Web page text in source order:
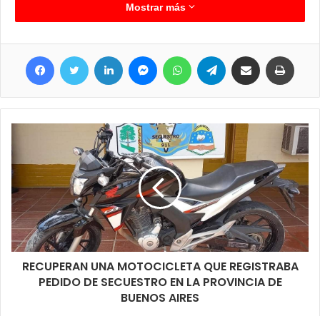
Mostrar más
Facebook Twitter LinkedIn MessengerWhatsApp Telegram Compartir por correo electrónico
RECUPERAN UNA MOTOCICLETA QUE REGISTRABA
PEDIDO DE SECUESTRO EN LA PROVINCIA DE
BUENOS AIRES